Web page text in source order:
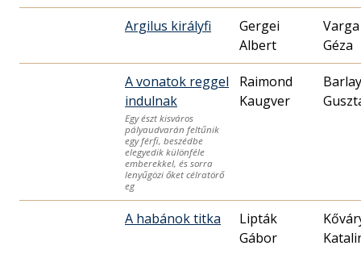
Argilus királyfi
Gergei
Albert
Varga
Géza
A vonatok reggel
indulnak
Egy észt kisváros
pályaudvarán feltűnik
egy férfi, beszédbe
elegyedik különféle
emberekkel, és sorra
lenyűgözi őket célratörő
eg
Raimond
Kaugver
Barlay
A habánok titka
Lipták
Gábor